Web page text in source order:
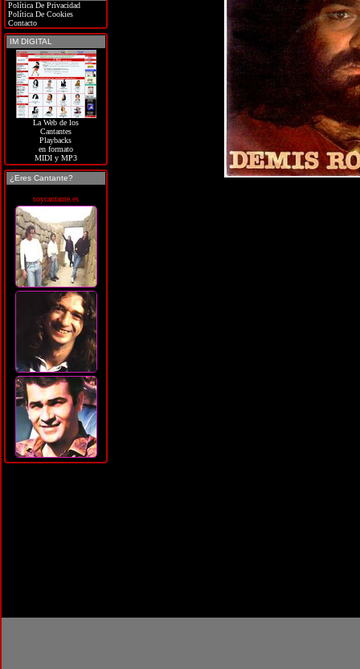
Política De Privacidad
Política De Cookies
Contacto
IM DIGITAL
La Web de los
Cantantes
Playbacks
en formato
MIDI y MP3
¿Eres Cantante?
soycantante.es